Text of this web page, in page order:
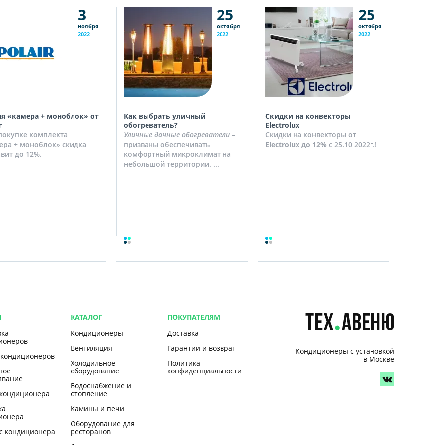
3
ноября
2022
«камера + моноблок» от
комплекта
+ моноблок» скидка
до 12%.
25
октября
2022
Как выбрать уличный
обогреватель?
Уличные дачные обогреватели –
призваны обеспечивать
комфортный микроклимат на
небольшой территории. ...
25
октября
2022
Скидки на конвекторы
Electrolux
Скидки на конвекторы от
Electrolux до 12% с 25.10 2022г.!
кондиционера
КАТАЛОГ
Кондиционеры
Вентиляция
Холодильное
оборудование
Водоснабжение и
отопление
Камины и печи
Оборудование для
ресторанов
ПОКУПАТЕЛЯМ
Доставка
Гарантии и возврат
Политика
конфиденциальности
Кондиционеры с установкой
в Москве